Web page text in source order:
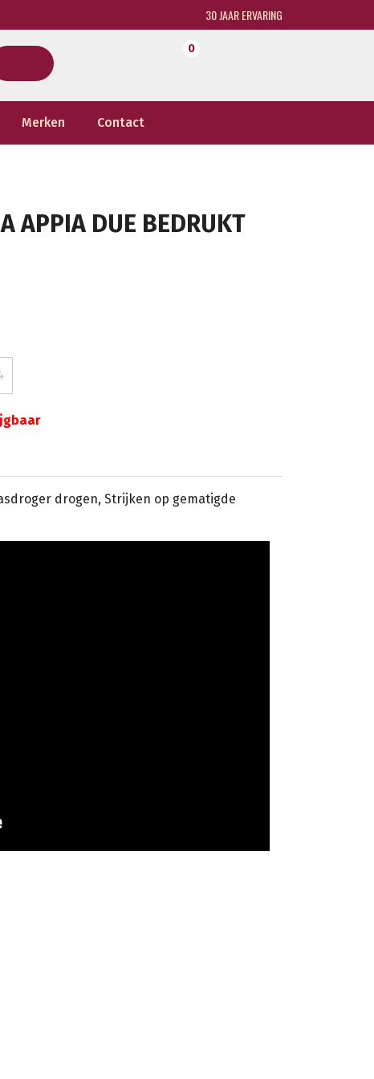
30 JAAR ERVARING
0
Merken Contact
APPIA DUE BEDRUKT
drogen, Strijken op gematigde